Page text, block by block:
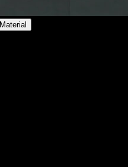
Material